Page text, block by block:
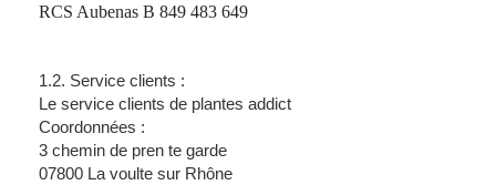
RCS Aubenas B 849 483 649
1.2. Service clients :
Le service clients de plantes addict
Coordonnées :
3 chemin de pren te garde
07800 La voulte sur Rhône